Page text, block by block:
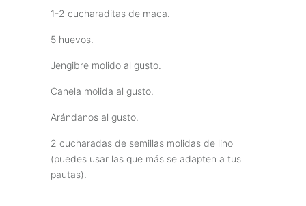
1-2 cucharaditas de maca.
5 huevos.
Jengibre molido al gusto.
Canela molida al gusto.
Arándanos al gusto.
2 cucharadas de semillas molidas de lino
(puedes usar las que más se adapten a tus
pautas).